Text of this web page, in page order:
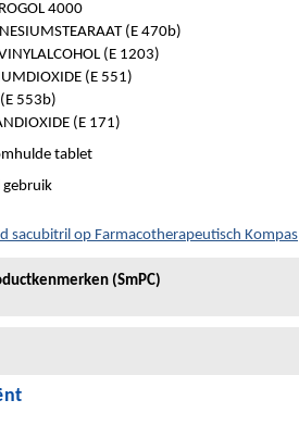
4000
(E 470b)
(E 1203)
(E 551)
(E 553b)
(E 171)
tablet
gebruik
sacubitril op Farmacotherapeutisch Kompas
(SmPC)